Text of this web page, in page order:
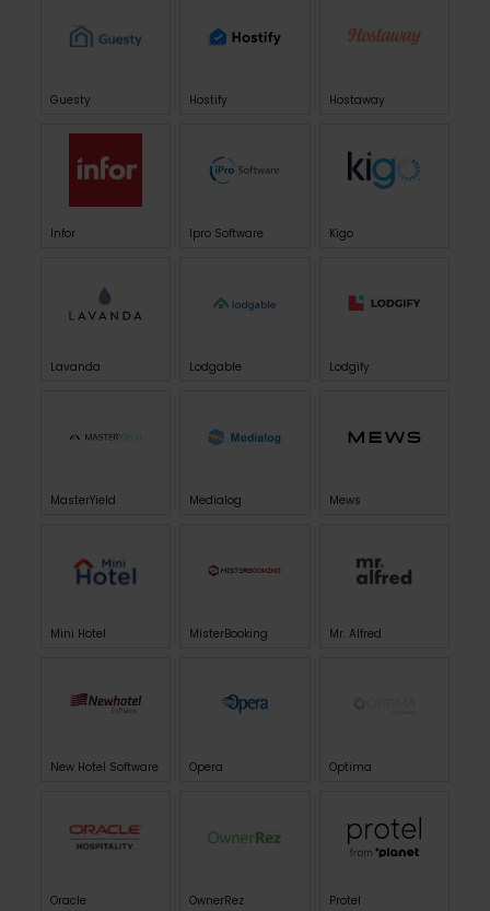
Guesty Hostify Hostaway
Infor Ipro Software Kigo
Lavanda Lodgable Lodgify
MasterYield Medialog Mews
Mini Hotel MisterBooking Mr. Alfred
New Hotel Software Opera Optima
Oracle OwnerRez Protel